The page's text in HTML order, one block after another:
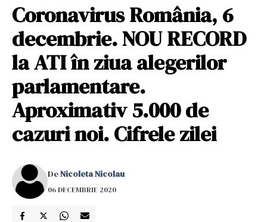
Coronavirus România, 6
decembrie. NOU RECORD
la ATI în ziua alegerilor
parlamentare.
Aproximativ 5.000 de
cazuri noi. Cifrele zilei
DeNicoleta Nicolau
06 DECEMBRIE 2020